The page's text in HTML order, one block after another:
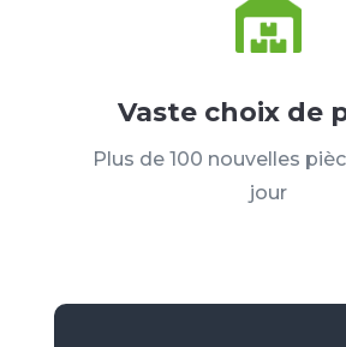
Vaste choix de
Plus de 100 nouvelles
jour